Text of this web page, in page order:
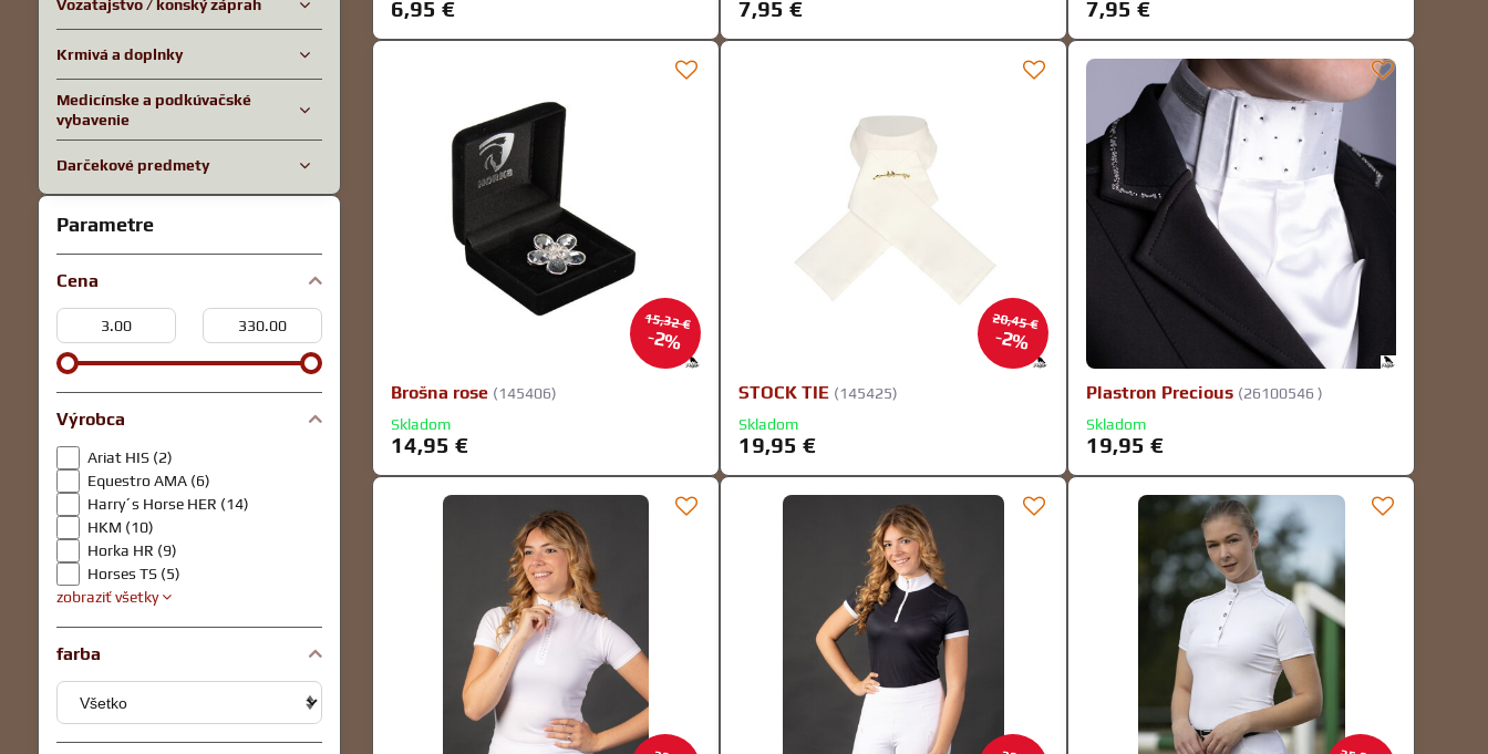
6,95 € 7,95 € 7,95 €
15,32 €
2%
Brošna rose (145406)
Skladom
14,95 €
20,45 €
2%
STOCK TIE (145425)
Skladom
19,95 €
Plastron Precious (26100546 )
Skladom
19,95 €
Parametre
Cena
Od:
Do:
Výrobca
Ariat HIS (2)
Equestro AMA (6)
Harry´s Horse HER (14)
HKM (10)
Horka HR (9)
Horses TS (5)
zobraziť všetky
farba
Vozatajstvo / konský záprah
Krmivá a doplnky
Medicínske a podkúvačské
vybavenie
Darčekové predmety